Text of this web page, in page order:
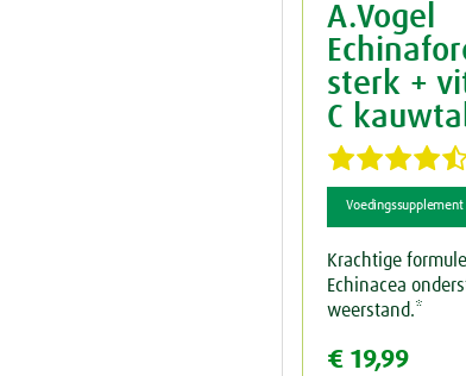
A.Vogel
sterk +
C
Voedingssupplement
Krachtige
Echinacea
weerstand.*
€ 19,99